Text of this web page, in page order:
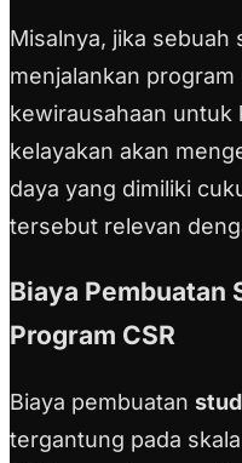
Misalnya, jika sebuah
menjalankan
kewirausahaan untuk
kelayakan akan
daya yang dimiliki
tersebut relevan
Biaya Pembuatan
Program CSR
Biaya pembuatan
tergantung pada